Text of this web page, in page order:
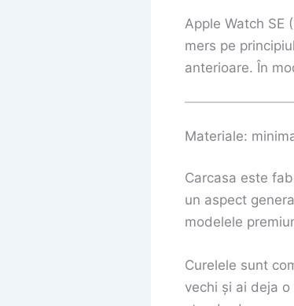
Apple Watch SE
mers pe
anterioare. În
Materiale:
Carcasa este
un aspect
modelele
Curelele sunt
vechi și ai deja